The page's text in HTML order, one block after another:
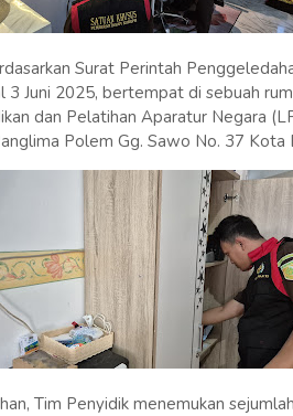
Surat Perintah
Juni 2025, bertempat di sebuah
dan Pelatihan Aparatur Negara
Polem Gg. Sawo No. 37 Kota
Tim Penyidik menemukan